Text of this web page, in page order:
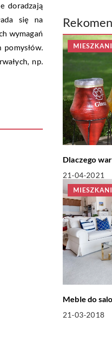
doradzają
się na
wymagań
np.
Dlaczego
21-04-2021
Meble do
21-03-2018